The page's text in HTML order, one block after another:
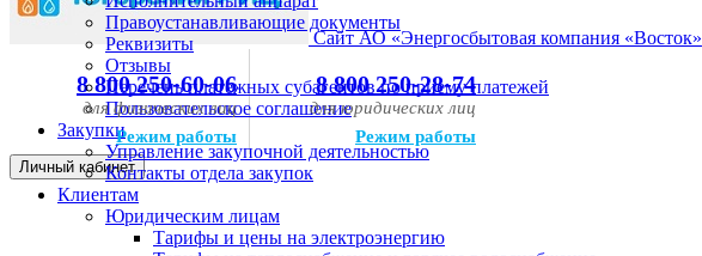
Сайт АО «Энергосбытовая компания «Восток»
8 800 250-60-06
для физических лиц
Режим работы
8 800 250-28-74
для юридических лиц
Режим работы
Личный кабинет
Правоустанавливающие документы
Реквизиты
Отзывы
Перечень платежных субагентов по приему платежей
Пользовательское соглашение
Закупки
Управление закупочной деятельностью
Контакты отдела закупок
Клиентам
Юридическим лицам
Тарифы и цены на электроэнергию